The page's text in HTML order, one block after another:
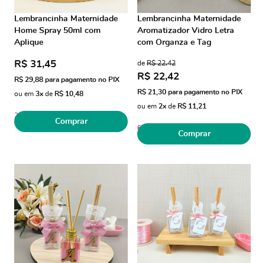
Lembrancinha Maternidade
Home Spray 50ml com
Aplique
2
R$ 31,45
R$ 29,88 para pagamento no PIX
ou em 3x de R$ 10,48
Comprar
Lembrancinha Maternidade
Aromatizador Vidro Letra
com Organza e Tag
6
de R$ 22,42
R$ 22,42
R$ 21,30 para pagamento no PIX
ou em 2x de R$ 11,21
Comprar